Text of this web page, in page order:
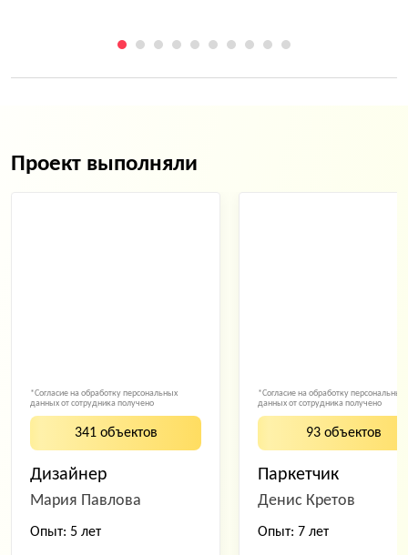
Проект выполняли
*Согласие на обработку персональных
данных от сотрудника получено
341 объектов
Дизайнер
Мария Павлова
Опыт: 5 лет
*Согласие на обработку персональных
данных от сотрудника получено
93 объектов
Паркетчик
Денис Кретов
Опыт: 7 лет